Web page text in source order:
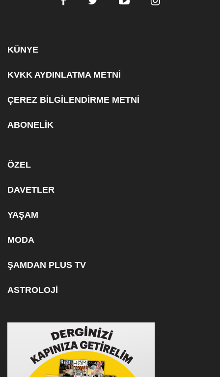
KÜNYE
KVKK AYDINLATMA METNİ
ÇEREZ BİLGİLENDİRME METNİ
ABONELİK
ÖZEL
DAVETLER
YAŞAM
MODA
ŞAMDAN PLUS TV
ASTROLOJİ